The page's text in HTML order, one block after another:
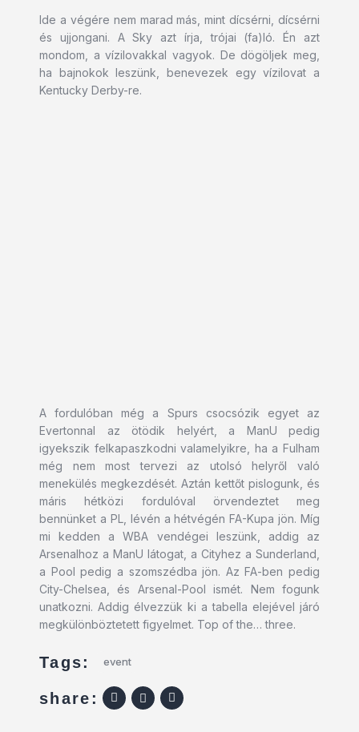
Ide a végére nem marad más, mint dícsérni, dícsérni
és ujjongani. A Sky azt írja, trójai (fa)ló. Én azt
mondom, a vízilovakkal vagyok. De dögöljek meg,
ha bajnokok leszünk, benevezek egy vízilovat a
Kentucky Derby-re.
A fordulóban még a Spurs csocsózik egyet az
Evertonnal az ötödik helyért, a ManU pedig
igyekszik felkapaszkodni valamelyikre, ha a Fulham
még nem most tervezi az utolsó helyről való
menekülés megkezdését. Aztán kettőt pislogunk, és
máris hétközi fordulóval örvendeztet meg
bennünket a PL, lévén a hétvégén FA-Kupa jön. Míg
mi kedden a WBA vendégei leszünk, addig az
Arsenalhoz a ManU látogat, a Cityhez a Sunderland,
a Pool pedig a szomszédba jön. Az FA-ben pedig
City-Chelsea, és Arsenal-Pool ismét. Nem fogunk
unatkozni. Addig élvezzük ki a tabella elejével járó
megkülönböztetett figyelmet. Top of the… three.
Tags: event
share: